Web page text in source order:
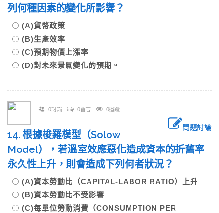
列何種因素的變化所影響？
(A)貨幣政策
(B)生產效率
(C)預期物價上漲率
(D)對未來景氣變化的預期。
0討論 0留言 0追蹤
問題討論
14. 根據梭羅模型（Solow
Model），若溫室效應惡化造成資本的折舊率
永久性上升，則會造成下列何者狀況？
(A)資本勞動比（CAPITAL-LABOR RATIO）上升
(B)資本勞動比不受影響
(C)每單位勞動消費（CONSUMPTION PER